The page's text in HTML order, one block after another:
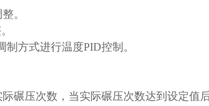
。
制方式进行温度PID控制。
碾压次数，当实际碾压次数达到设定值